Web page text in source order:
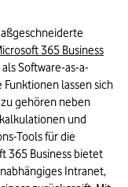
365 Business
Software-as-a-
Funktionen lassen sich
gehören neben
und
Tools für die
365 Business bietet
Intranet,